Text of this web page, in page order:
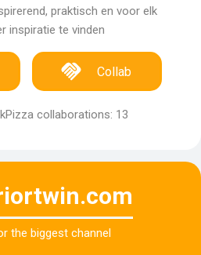
praktisch en voor elk
inspiratie te vinden
Collab
collaborations: 13
the biggest channel